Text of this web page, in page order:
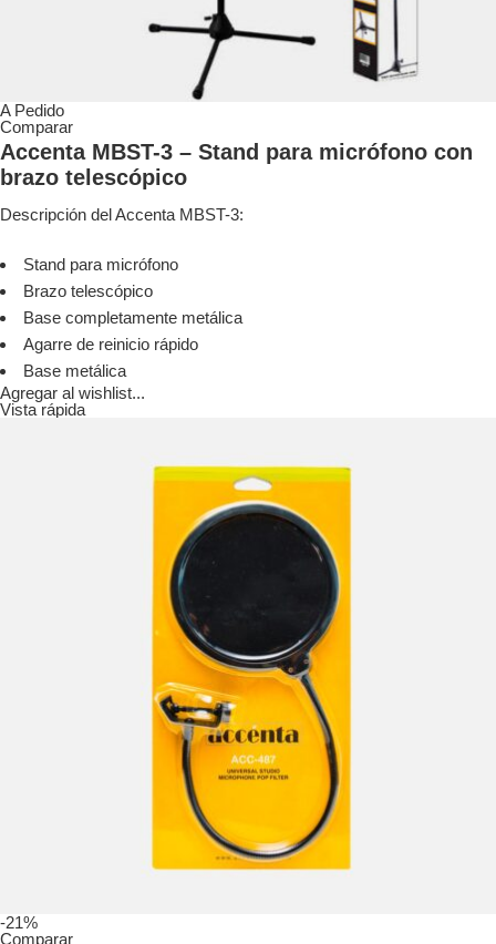
A Pedido
Comparar
Accenta MBST-3 – Stand para micrófono con
brazo telescópico
Descripción del Accenta MBST-3:
Stand para micrófono
Brazo telescópico
Base completamente metálica
Agarre de reinicio rápido
Base metálica
Agregar al wishlist...
Vista rápida
-21%
Comparar